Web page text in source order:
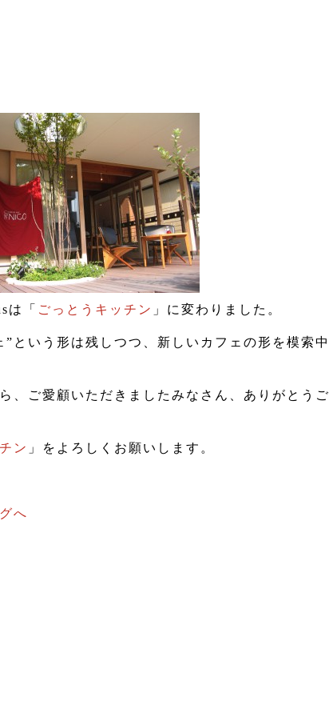
は「 ごっとうキッチン 」に変わりました。
という形は残しつつ、新しいカフェの形を模索中
、ご愛顧いただきましたみなさん、ありがとうご
ン 」をよろしくお願いします。
へ